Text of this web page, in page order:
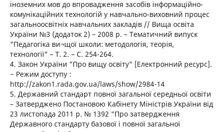
іноземних мов до впровадження засобів інформаційно-
комунікаційних технологій у навчально-виховний процес
загальноосвітніх навчальних закладів // Вища освіта
України №3 (додаток 2) – 2008 р. – Тематичний випуск
"Педагогіка ви¬щої школи: методологія, теорія,
технології" – Т. 2. – С. 254-264.
4. Закон України "Про вищу освіту" [Електронний ресурс].
− Режим доступу :
http://zakon1.rada.gov.ua/laws/show/2984-14
5. Державний стандарт повної загальної середньої освіти
– Затверджено Постановою Кабінету Міністрів України від
23 листопада 2011 р. № 1392 “Про затвердження
Державного стандарту базової і повної загальної